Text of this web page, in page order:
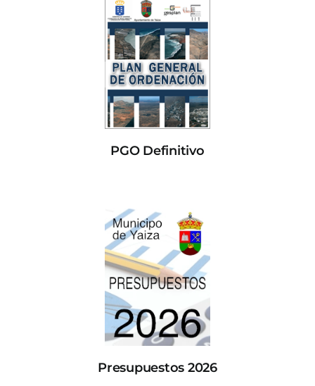
PGO Definitivo
Presupuestos 2026